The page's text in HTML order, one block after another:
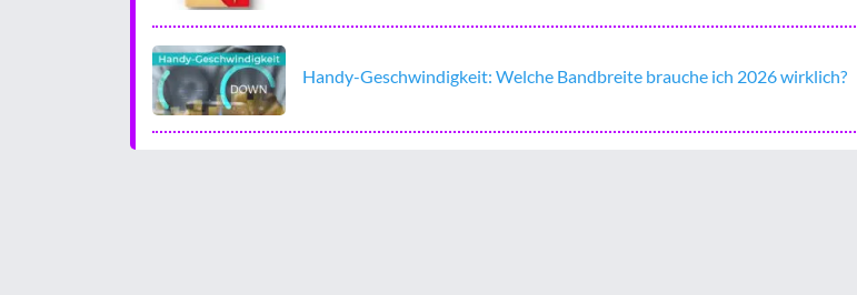
Handy-Geschwindigkeit: Welche Bandbreite brauche ich 2026 wirklich?